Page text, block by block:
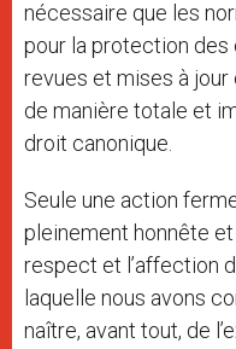
nécessaire que les
pour la protection
revues et mises à jour
de manière totale et
droit canonique.
Seule une action
pleinement honnête
respect et l’affection
laquelle nous avons
naître, avant tout, de